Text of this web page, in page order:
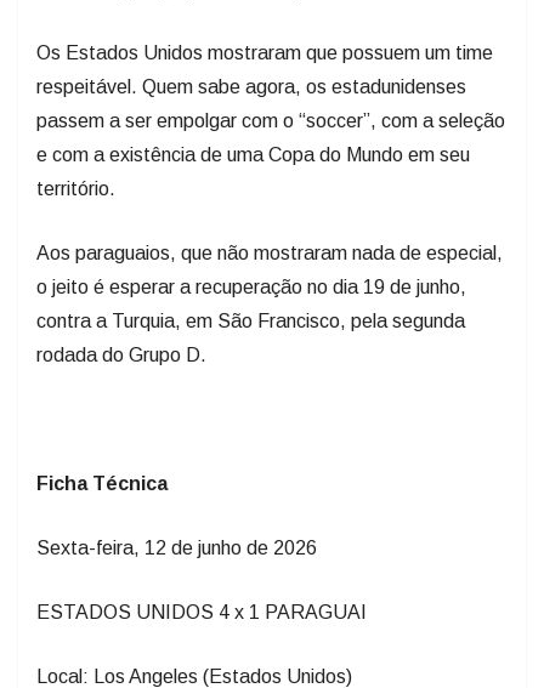
Os Estados Unidos mostraram que possuem um time
respeitável. Quem sabe agora, os estadunidenses
passem a ser empolgar com o “soccer”, com a seleção
e com a existência de uma Copa do Mundo em seu
território.
Aos paraguaios, que não mostraram nada de especial,
o jeito é esperar a recuperação no dia 19 de junho,
contra a Turquia, em São Francisco, pela segunda
rodada do Grupo D.
Ficha Técnica
Sexta-feira, 12 de junho de 2026
ESTADOS UNIDOS 4 x 1 PARAGUAI
Local: Los Angeles (Estados Unidos)